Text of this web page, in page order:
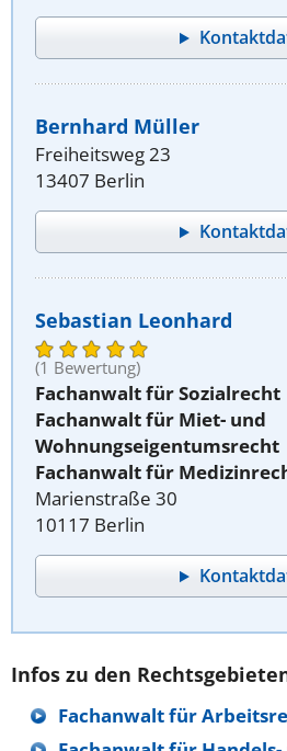
Bernhard Müller
Freiheitsweg 23
13407 Berlin
Sebastian Leonhard
(1 Bewertung)
Fachanwalt für Sozialrecht
Fachanwalt für Miet- und
Wohnungseigentumsrecht
Fachanwalt für
Marienstraße 30
10117 Berlin
Infos zu den
Fachanwalt für